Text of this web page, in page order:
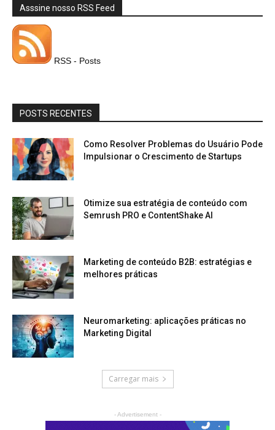
Asssine nosso RSS Feed
RSS - Posts
POSTS RECENTES
Como Resolver Problemas do Usuário Pode
Impulsionar o Crescimento de Startups
Otimize sua estratégia de conteúdo com
Semrush PRO e ContentShake AI
Marketing de conteúdo B2B: estratégias e
melhores práticas
Neuromarketing: aplicações práticas no
Marketing Digital
Carregar mais
- Advertisement -